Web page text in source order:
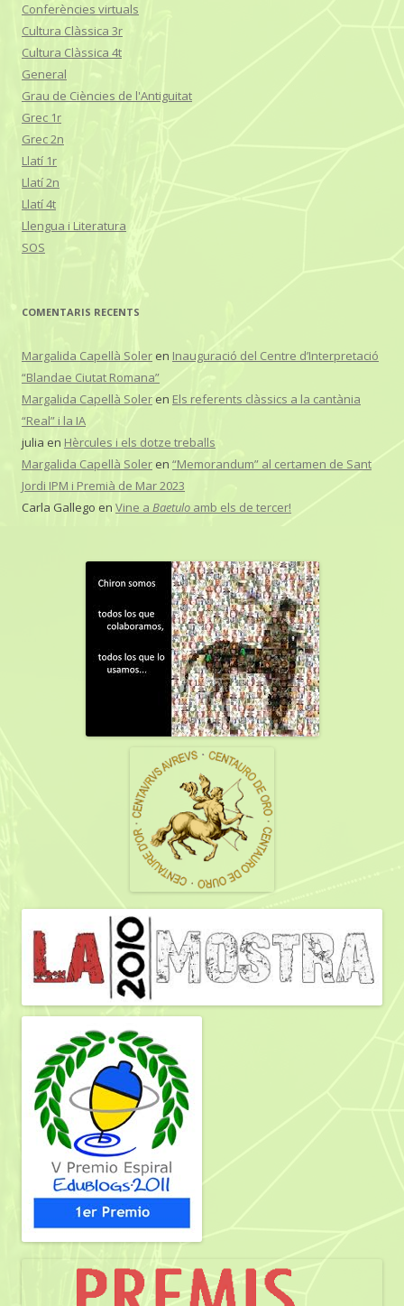
Conferències virtuals
Cultura Clàssica 3r
Cultura Clàssica 4t
General
Grau de Ciències de l'Antiguitat
Grec 1r
Grec 2n
Llatí 1r
Llatí 2n
Llatí 4t
Llengua i Literatura
SOS
COMENTARIS RECENTS
Margalida Capellà Soler en Inauguració del Centre d’Interpretació
“Blandae Ciutat Romana”
Margalida Capellà Soleren Els referents clàssics a la cantània
“Real” i la IA
julia en Hèrcules i els dotze treballs
Margalida Capellà Soler en “Memorandum” al certamen de Sant
Jordi IPM i Premià de Mar 2023
Carla Gallego en Vine a Baetulo amb els de tercer!